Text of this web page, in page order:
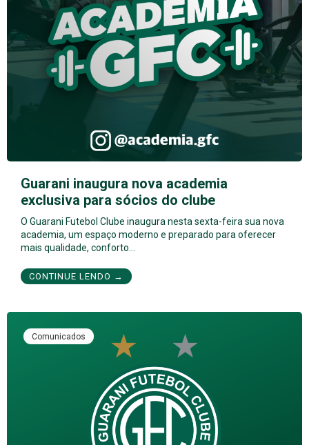
Guarani inaugura nova academia
exclusiva para sócios do clube
O Guarani Futebol Clube inaugura nesta sexta-feira sua nova
academia, um espaço moderno e preparado para oferecer
mais qualidade, conforto…
CONTINUE LENDO →
Comunicados